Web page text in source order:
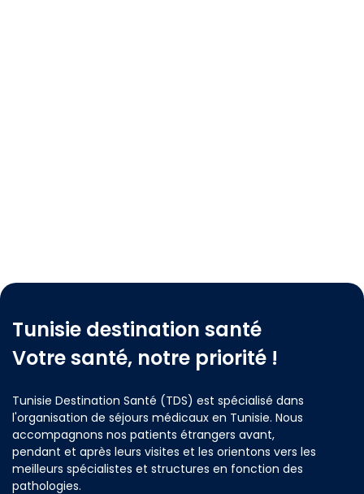
Tunisie destination santé
Votre santé, notre priorité !
Tunisie Destination Santé (TDS) est spécialisé dans
l'organisation de séjours médicaux en Tunisie. Nous
accompagnons nos patients étrangers avant,
pendant et après leurs visites et les orientons vers les
meilleurs spécialistes et structures en fonction des
pathologies.